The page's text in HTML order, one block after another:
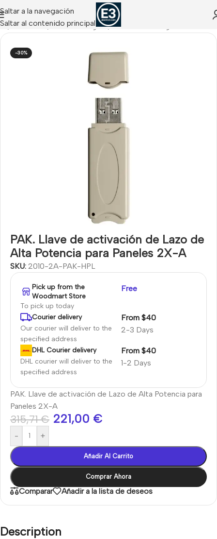
Saltar a la navegación
Saltar al contenido principal
/INCENDIO/Kidde Analógico/Centrales Analógicas
-30%
PAK. Llave de activación de Lazo de
Alta Potencia para Paneles 2X-A
SKU: 2010-2A-PAK-HPL
Pick up from the
Woodmart Store
To pick up today
Free
Courier delivery
Our courier will deliver to the
specified address
2-3 Days
From $40
DHL Courier delivery
DHL courier will deliver to the
specified address
1-2 Days
From $40
PAK. Llave de activación de Lazo de Alta Potencia para
Paneles 2X-A
315,71€ 221,00 €
- +
Añadir Al Carrito
Comprar Ahora
Comparar Añadir a la lista de deseos
Description